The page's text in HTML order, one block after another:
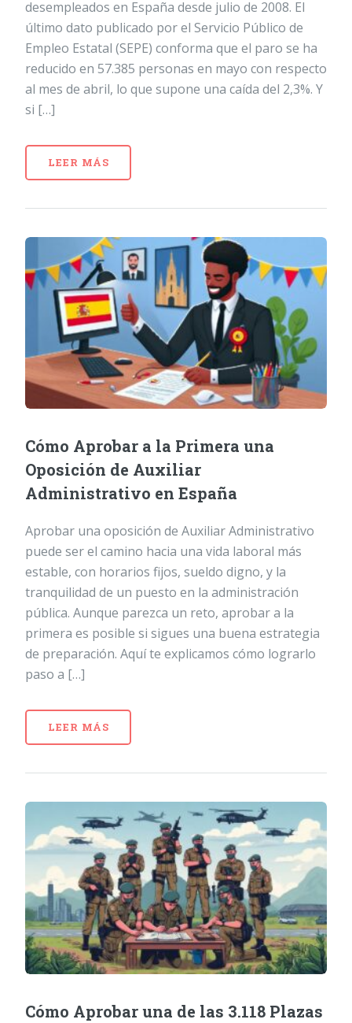
desempleados en España desde julio de 2008. El
último dato publicado por el Servicio Público de
Empleo Estatal (SEPE) conforma que el paro se ha
reducido en 57.385 personas en mayo con respecto
al mes de abril, lo que supone una caída del 2,3%. Y
si […]
LEER MÁS
Cómo Aprobar a la Primera una
Oposición de Auxiliar
Administrativo en España
Aprobar una oposición de Auxiliar Administrativo
puede ser el camino hacia una vida laboral más
estable, con horarios fijos, sueldo digno, y la
tranquilidad de un puesto en la administración
pública. Aunque parezca un reto, aprobar a la
primera es posible si sigues una buena estrategia
de preparación. Aquí te explicamos cómo lograrlo
paso a […]
LEER MÁS
Cómo Aprobar una de las 3.118 Plazas